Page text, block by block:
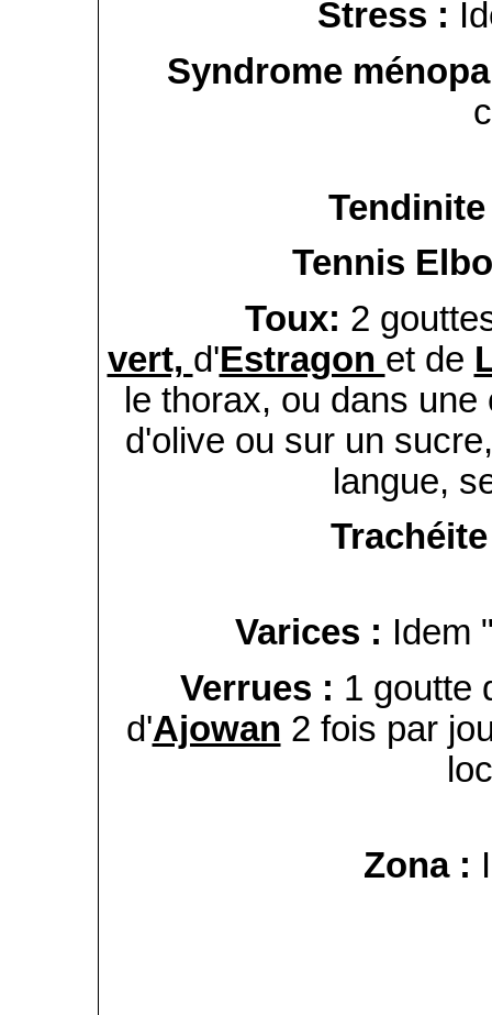
Stress :
Syndrome
Tennis
Toux: 2
vert, d'Estragon et de
le thorax, ou dans
d'olive ou sur un
langue,
Varices : Idem
Verrues : 1 goutte
d'Ajowan 2 fois par
Zona :